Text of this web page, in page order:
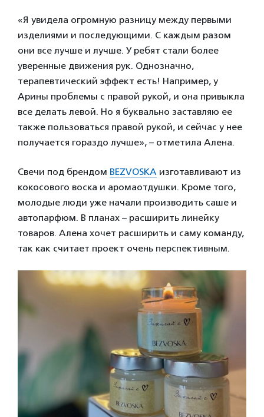
«Я увидела огромную разницу между первыми
изделиями и последующими. С каждым разом
они все лучше и лучше. У ребят стали более
уверенные движения рук. Однозначно,
терапевтический эффект есть! Например, у
Арины проблемы с правой рукой, и она привыкла
все делать левой. Но я буквально заставляю ее
также пользоваться правой рукой, и сейчас у нее
получается гораздо лучше», – отметила Алена.
Свечи под брендом BEZVOSKA изготавливают из
кокосового воска и аромаотдушки. Кроме того,
молодые люди уже начали производить саше и
автопарфюм. В планах – расширить линейку
товаров. Алена хочет расширить и саму команду,
так как считает проект очень перспективным.